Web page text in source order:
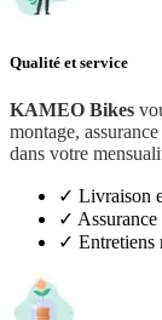
Qualité et service
KAMEO Bikes
montage,
dans votre
✓ Livraison
✓ Assurance
✓ Entretiens